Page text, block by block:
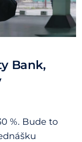
Bank,
%. Bude to